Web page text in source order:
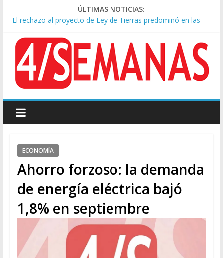
ÚLTIMAS NOTICIAS:
El rechazo al proyecto de Ley de Tierras predominó en las
Manuel Belgrano: Reparación Historia en el solar natal
Confirmado: el papa León XIV visitará la Argentina entre el 8 y
el 11 de noviembre
Crisis diplomática: Brasil retiró a su embajador de la Argentina
tras los insultos de Milei a Lula
ECONOMÍA
Ahorro forzoso: la demanda
de energía eléctrica bajó
1,8% en septiembre